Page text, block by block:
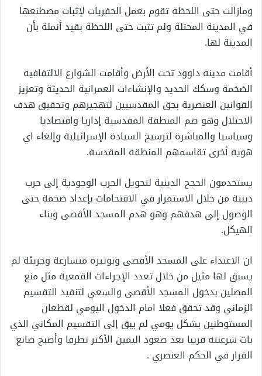
ومازالت حتى اللحظة تقوم بعمل الحفريات لإثبات مصطنعها
في المدينة المحتلة ولم تثبت حتى اللحظة بقيد أنملة بأن
المدينة لها.
أقامت مدينة داوود تحت الأرض وأقامت الشوارع الالتفافية
الضخمة وسكك الحديد والإنشاءات العمرانية الحديثة وتعزيز
القوانين العنصرية بحق المقدسيين لتهجيرهم وتحقيق هدف
الاحتلال وهو ضم المنطقة المقدسية إداريا واقتصاديا
وسياسيا والمباشرة لترسيخ السيادة الإسرائيلية وإلغاء اي
هوية أخرى تقاسمهم المنطقة المقدسة.
يستخدمون الحجج الدينية لتحويل الحرب الوجودية إلى حرب
دينية من خلال الاستمرار في الاقتحامات بإعداد ضخمة حتى
الوصول إلى هدفهم وهو هدم المسجد الأقصى وبناء
الهيكل.
ان الاعتداء على المسجد الأقصى وبوتيرة متسارعة وجريئة لم
يسبق لها مثيل من خلال تعدد الإجراءات القمعية مثل منع
المصلين بدخول المسجد الأقصى والسعي لتنفيذ التقسيم
الزماني وقد تحقق فعلا امام الدخول اليومي لقطعان
المستوطنين بشكل يومي لم يبق إلى التقسيم المكاني الذي
بات شرعنته قريبا بعد صعود اليمين الأكثر تطرفا وأصبح صانع
القرار في الحكم العنصري .